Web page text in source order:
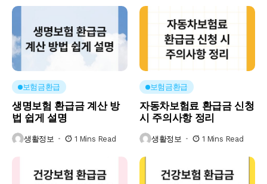
보험금환급
생명보험 환급금 계산 방
법 쉽게 설명
생활정보 1 Mins Read
보험금환급
자동차보험료 환급금 신청
시 주의사항 정리
생활정보 1 Mins Read